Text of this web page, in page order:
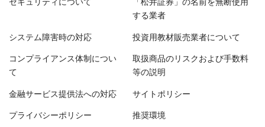
する業者
システム障害時の対応 投資用教材販売業者について
コンプライアンス体制につい
て
取扱商品のリスクおよび手数料
等の説明
金融サービス提供法への対応 サイトポリシー
プライバシーポリシー 推奨環境